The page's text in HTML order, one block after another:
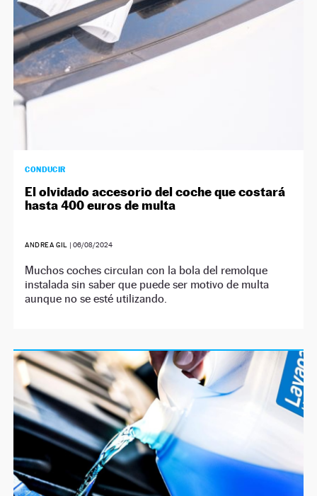
CONDUCIR
El olvidado accesorio del coche que costará
hasta 400 euros de multa
ANDREA GIL | 06/08/2024
Muchos coches circulan con la bola del remolque
instalada sin saber que puede ser motivo de multa
aunque no se esté utilizando.